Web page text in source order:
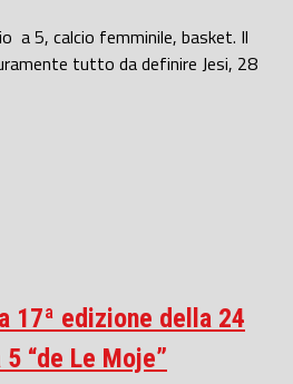
a 5, calcio femminile, basket. Il
tutto da definire Jesi, 28
17ª edizione della 24
“de Le Moje”